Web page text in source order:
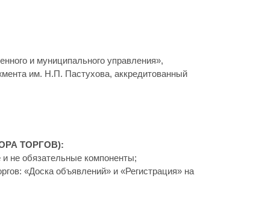
и муниципального управления»,
им. Н.П. Пастухова, аккредитованный
ТОРГОВ):
не обязательные компоненты;
«Доска объявлений» и «Регистрация» на